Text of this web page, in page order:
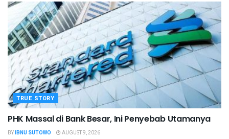
TRUE STORY
PHK Massal di Bank Besar, Ini Penyebab Utamanya
BYIBNU SUTOWO AUGUST 9, 2026